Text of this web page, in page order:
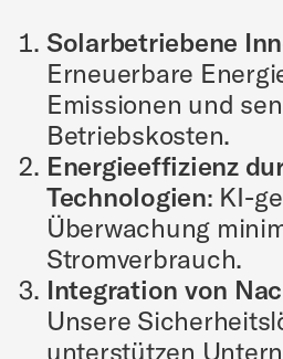
Solarbetriebene
Erneuerbare
Emissionen und
Betriebskosten.
Energieeffizienz
Technologien: KI-
Überwachung
Stromverbrauch.
Integration von
Unsere
unterstützen